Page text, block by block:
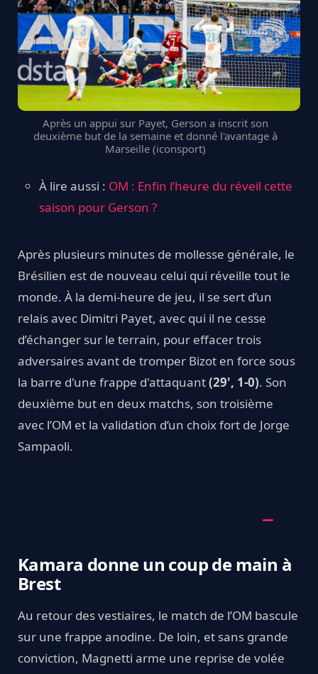
Après un appui sur Payet, Gerson a inscrit son
deuxième but de la semaine et donné l'avantage à
Marseille (iconsport)
À lire aussi : OM : Enfin l’heure du réveil cette
saison pour Gerson ?
Après plusieurs minutes de mollesse générale, le
Brésilien est de nouveau celui qui réveille tout le
monde. À la demi-heure de jeu, il se sert d’un
relais avec Dimitri Payet, avec qui il ne cesse
d’échanger sur le terrain, pour effacer trois
adversaires avant de tromper Bizot en force sous
la barre d'une frappe d'attaquant(29', 1-0). Son
deuxième but en deux matchs, son troisième
avec l’OM et la validation d’un choix fort de Jorge
Sampaoli.
Kamara donne un coup de main à
Brest
Au retour des vestiaires, le match de l’OM bascule
sur une frappe anodine. De loin, et sans grande
conviction, Magnetti arme une reprise de volée